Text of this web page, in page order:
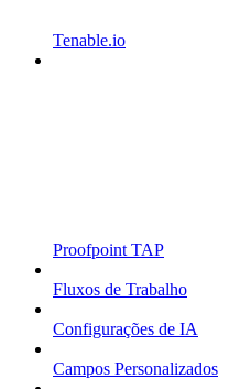
Tenable.io
Proofpoint TAP
Fluxos de Trabalho
Configurações de IA
Campos Personalizados